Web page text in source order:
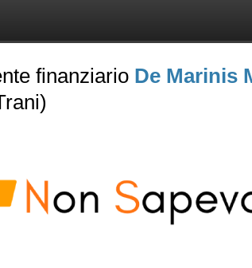
finanziario De Marinis